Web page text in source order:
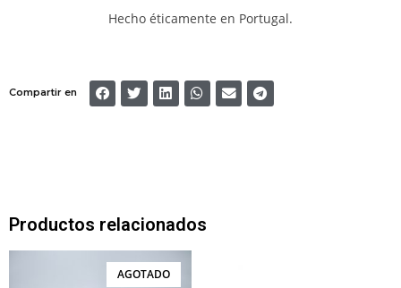
Hecho éticamente en Portugal.
Compartir en
Productos relacionados
AGOTADO